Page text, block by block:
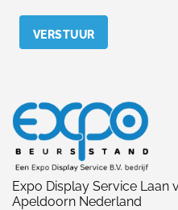
Please leave this field empty.
Expo Display Service Laan
Apeldoorn Nederland